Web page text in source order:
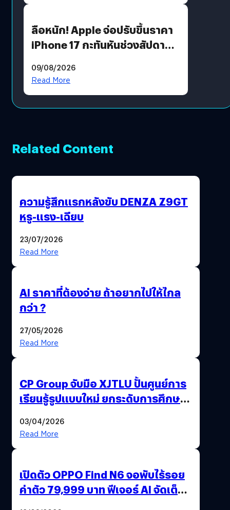
ลือหนัก! Apple จ่อปรับขึ้นราคา
iPhone 17 กะทันหันช่วงสัปดาห์ที่
09/08/2026
Read More
Related Content
ความรู้สึกแรกหลังขับ DENZA Z9GT
หรู-แรง-เฉียบ
23/07/2026
Read More
AI ราคาที่ต้องจ่าย ถ้าอยากไปให้ไกล
กว่า ?
27/05/2026
Read More
CP Group จับมือ XJTLU ปั้นศูนย์การ
เรียนรู้รูปแบบใหม่ ยกระดับการศึกษา
03/04/2026
Read More
เปิดตัว OPPO Find N6 จอพับไร้รอย
ค่าตัว 79,999 บาท ฟีเจอร์ AI จัดเต็ม